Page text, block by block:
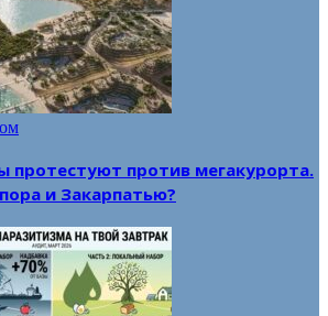
протестуют против мегакурорта.
и Закарпатью?